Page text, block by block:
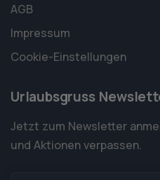
AGB
Impressum
Cookie-Einstellungen
Urlaubsgruss
Jetzt zum Newsletter
und Aktionen verpassen.